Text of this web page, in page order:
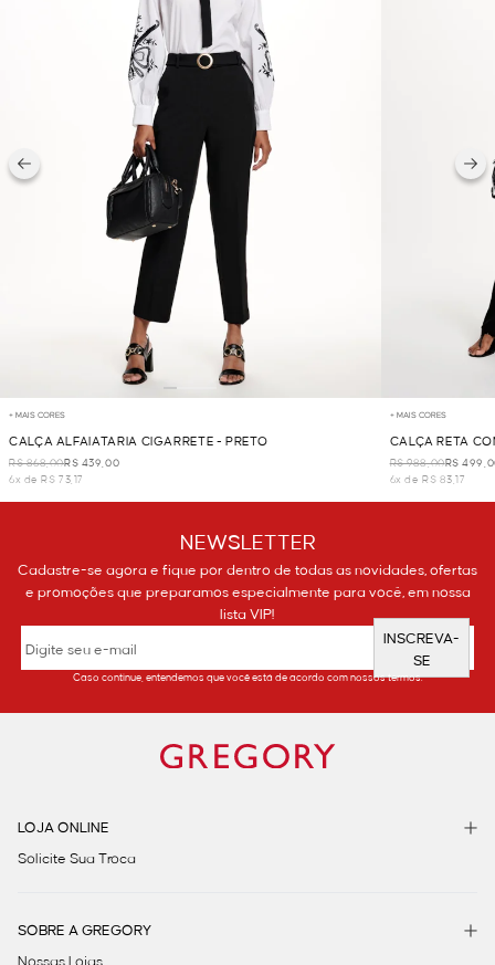
+ MAIS CORES
CALÇA ALFAIATARIA CIGARRETE - PRETO
R$ 868,00R$ 439,00
6x de R$ 73,17
+ MAIS CORES
CALÇA RETA
R$ 988,00R$
6x de R$ 83,17
NEWSLETTER
Cadastre-se agora e fique por dentro de todas as novidades, ofertas
e promoções que preparamos especialmente para você, em nossa
lista VIP!
INSCREVA-
SE
Caso continue, entendemos que você está de acordo com nossos termos.
LOJA ONLINE
Solicite Sua Troca
SOBRE A GREGORY